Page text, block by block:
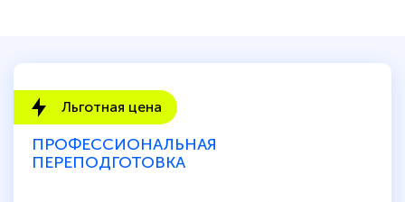
Льготная цена
ПРОФЕССИОНАЛЬНАЯ
ПЕРЕПОДГОТОВКА